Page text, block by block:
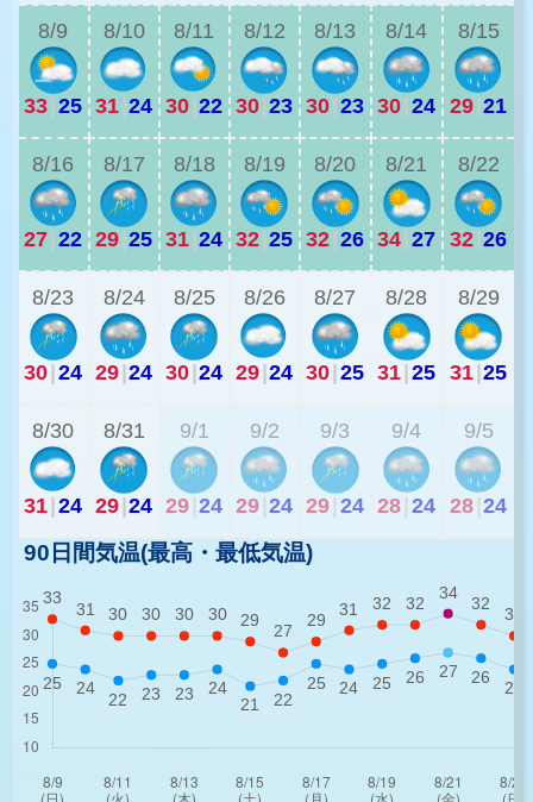
8/9
33 25
8/10
31 24
8/11
30 22
8/12
30 23
8/13
30 23
8/14
30 24
8/15
29 21
8/16
27 22
8/17
29 25
8/18
31 24
8/19
32 25
8/20
32 26
8/21
34 27
8/22
32 26
8/23
30 24
8/24
29 24
8/25
30 24
8/26
29 24
8/27
30 25
8/28
31 25
8/29
31 25
8/30
31 24
8/31
29 24
9/1
29 24
9/2
29 24
9/3
29 24
9/4
28 24
9/5
28 24
90日間気温(最高・最低気温)